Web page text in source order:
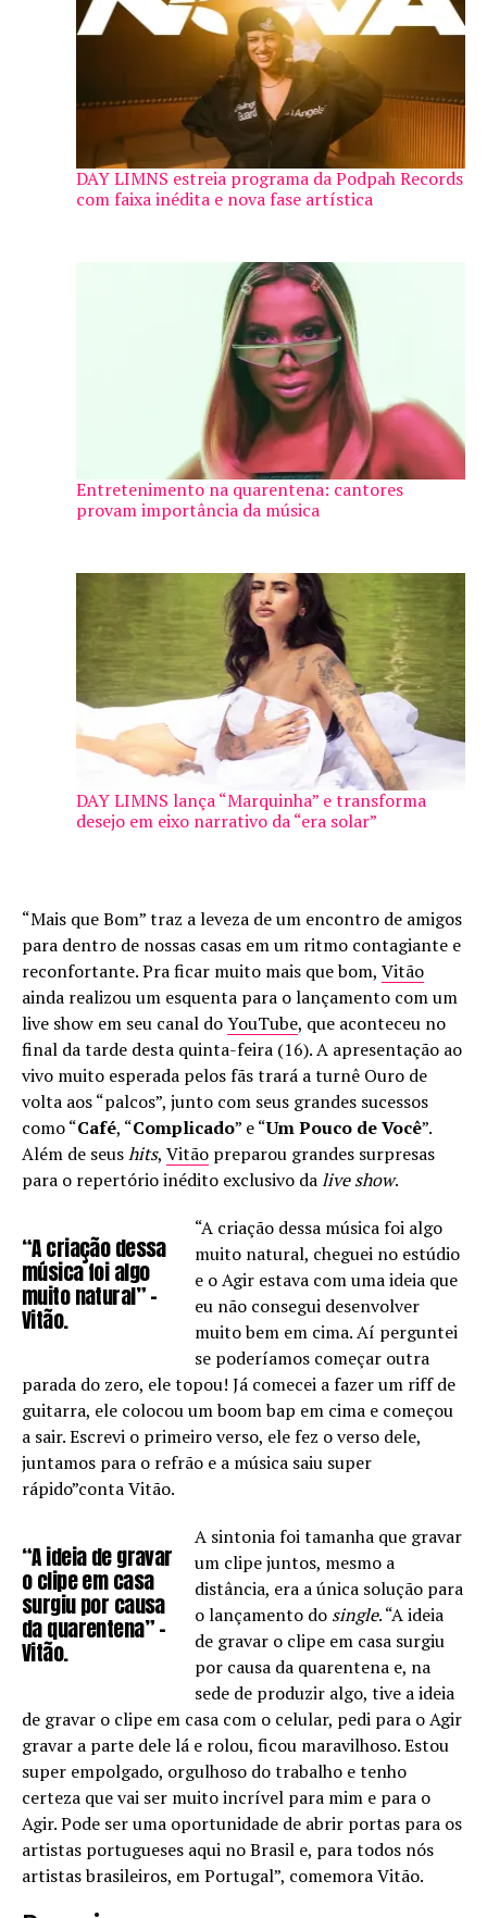
DAY LIMNS estreia programa da Podpah Records
com faixa inédita e nova fase artística
Entretenimento na quarentena: cantores
provam importância da música
DAY LIMNS lança “Marquinha” e transforma
desejo em eixo narrativo da “era solar”
“Mais que Bom” traz a leveza de um encontro de amigos
para dentro de nossas casas em um ritmo contagiante e
reconfortante. Pra ficar muito mais que bom, Vitão
ainda realizou um esquenta para o lançamento com um
live show em seu canal doYouTube, que aconteceu no
final da tarde desta quinta-feira (16). A apresentação ao
vivo muito esperada pelos fãs trará a turnê Ouro de
volta aos “palcos”, junto com seus grandes sucessos
como “Café, “Complicado” e “Um Pouco de Você”.
Além de seushits, Vitão preparou grandes surpresas
para o repertório inédito exclusivo dalive show.
“A criação dessa
música foi algo
muito natural” –
Vitão.
“A criação dessa música foi algo
muito natural, cheguei no estúdio
e o Agir estava com uma ideia que
eu não consegui desenvolver
muito bem em cima. Aí perguntei
se poderíamos começar outra
parada do zero, ele topou! Já comecei a fazer um riff de
guitarra, ele colocou um boom bap em cima e começou
a sair. Escrevi o primeiro verso, ele fez o verso dele,
juntamos para o refrão e a música saiu super
rápido”conta Vitão.
“A ideia de gravar
o clipe em casa
surgiu por causa
da quarentena” –
Vitão.
A sintonia foi tamanha que gravar
um clipe juntos, mesmo a
distância, era a única solução para
o lançamento do single. “A ideia
de gravar o clipe em casa surgiu
por causa da quarentena e, na
sede de produzir algo, tive a ideia
de gravar o clipe em casa com o celular, pedi para o Agir
gravar a parte dele lá e rolou, ficou maravilhoso. Estou
super empolgado, orgulhoso do trabalho e tenho
certeza que vai ser muito incrível para mim e para o
Agir. Pode ser uma oportunidade de abrir portas para os
artistas portugueses aqui no Brasil e, para todos nós
artistas brasileiros, em Portugal”, comemora Vitão.